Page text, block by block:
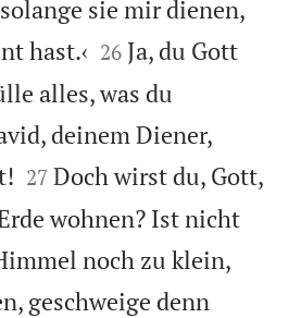
sie mir dienen,
hast.‹ 

26 Ja, du Gott
alles, was du
deinem Diener,


27 Doch wirst du, Gott,
wohnen? Ist nicht
noch zu klein,
geschweige denn